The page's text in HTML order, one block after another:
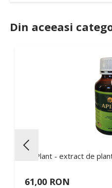
Din aceeasi
ApiPlant - extract de
61,00 RON